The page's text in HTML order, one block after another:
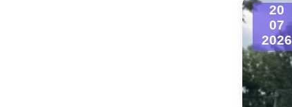
20
07
2026